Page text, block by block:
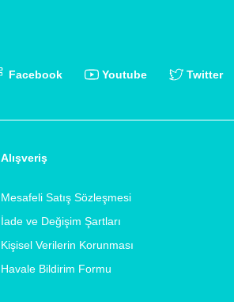
Facebook Youtube Twitter
Alışveriş
Mesafeli Satış Sözleşmesi
İade ve Değişim Şartları
Kişisel Verilerin Korunması
Havale Bildirim Formu